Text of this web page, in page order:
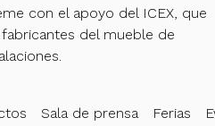
con el apoyo del ICEX, que
del mueble de
Sala de prensa Ferias